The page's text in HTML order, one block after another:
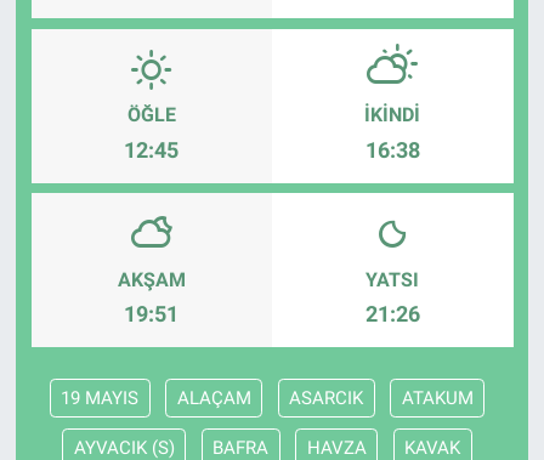
ÖĞLE
12:45
İKINDI
16:38
AKŞAM
19:51
YATSI
21:26
19 MAYIS ALAÇAM ASARCIK ATAKUM
AYVACIK (S) BAFRA HAVZA KAVAK